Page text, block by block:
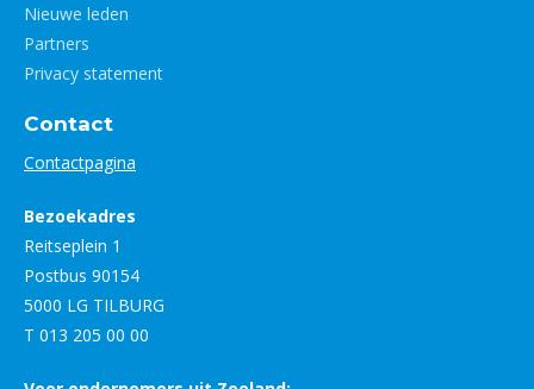
Nieuwe leden
Partners
Privacy statement
Contact
Contactpagina
Bezoekadres
Reitseplein 1
Postbus 90154
5000 LG TILBURG
T 013 205 00 00